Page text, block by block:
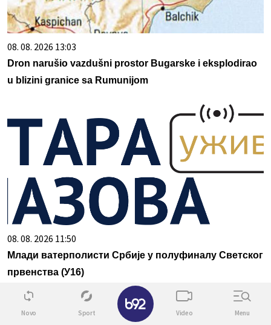
08. 08. 2026 13:03
Dron narušio vazdušni prostor Bugarske i eksplodirao
u blizini granice sa Rumunijom
08. 08. 2026 11:50
Млади ватерполисти Србије у полуфиналу Светског
првенства (У16)
Novo Sport Video Menu
✕